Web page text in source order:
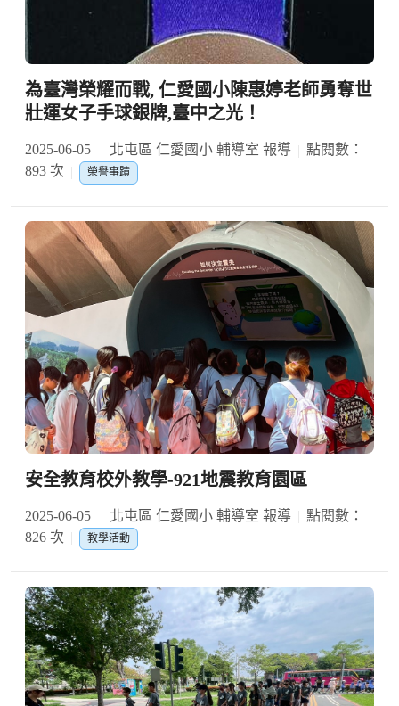
為臺灣榮耀而戰, 仁愛國小陳惠婷老師勇奪世
壯運女子手球銀牌,臺中之光！
2025-06-05 北屯區 仁愛國小 輔導室 報導
點閱數：
893 次
榮譽事蹟
安全教育校外教學-921地震教育園區
2025-06-05 北屯區 仁愛國小 輔導室 報導
點閱數：
826 次
教學活動